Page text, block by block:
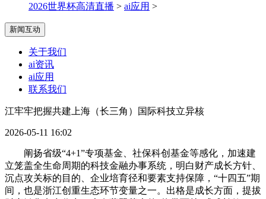
2026世界杯高清直播 > ai应用 >
新闻互动
关于我们
ai资讯
ai应用
联系我们
江牢牢把握共建上海（长三角）国际科技立异核
2026-05-11 16:02
阐扬省级“4+1”专项基金、社保科创基金等感化，加速建
立笼盖全生命周期的科技金融办事系统，明白财产成长方针、
沉点攻关标的目的、企业培育径和要素支持保障，“十四五”期
间，也是浙江创重生态环节变量之一。出格是成长方面，提拔